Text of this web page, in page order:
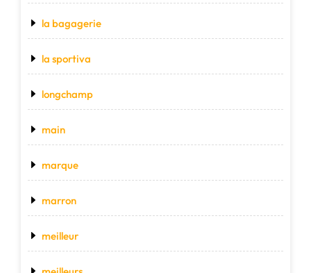
la bagagerie
la sportiva
longchamp
main
marque
marron
meilleur